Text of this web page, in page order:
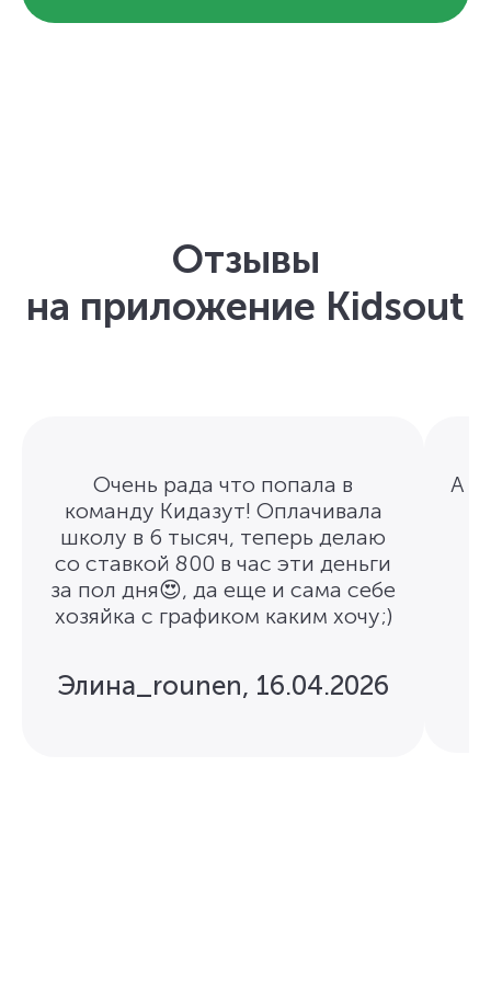
Отзывы
на приложение Kidsout
Очень рада что попала в
команду Кидазут! Оплачивала
школу в 6 тысяч, теперь делаю
со ставкой 800 в час эти деньги
за пол дня😍, да еще и сама себе
хозяйка с графиком каким хочу;)
Элина_rounen, 16.04.2026
А